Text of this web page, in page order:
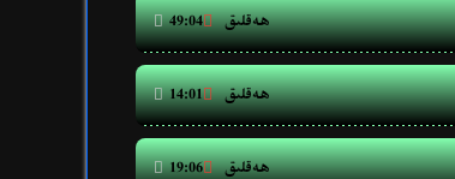
 49:04 ھەقلىق
 14:01 ھەقلىق
 19:06 ھەقلىق